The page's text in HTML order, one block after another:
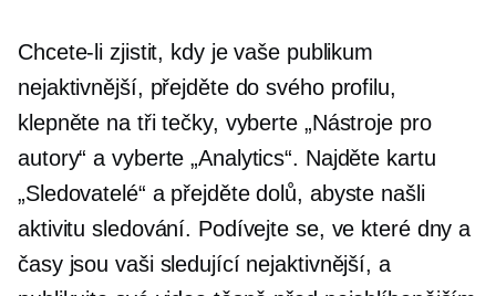
Chcete-li zjistit, kdy je vaše publikum
nejaktivnější, přejděte do svého profilu,
klepněte na tři tečky, vyberte „Nástroje pro
autory“ a vyberte „Analytics“. Najděte kartu
„Sledovatelé“ a přejděte dolů, abyste našli
aktivitu sledování. Podívejte se, ve které dny a
časy jsou vaši sledující nejaktivnější, a